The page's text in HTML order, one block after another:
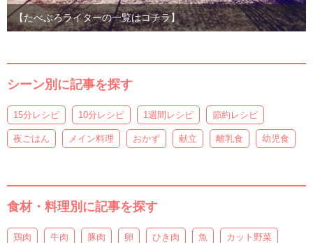
【たべぷろライターの一覧はコチラ】
シーン別に記事を探す
15分レシピ 10分レシピ 1週間レシピ 節約レシピ
夜ごはん メイン料理 おかず 献立 離乳食 幼児食
食材・料理別に記事を探す
鶏肉 牛肉 豚肉 卵 ひき肉 魚 カット野菜